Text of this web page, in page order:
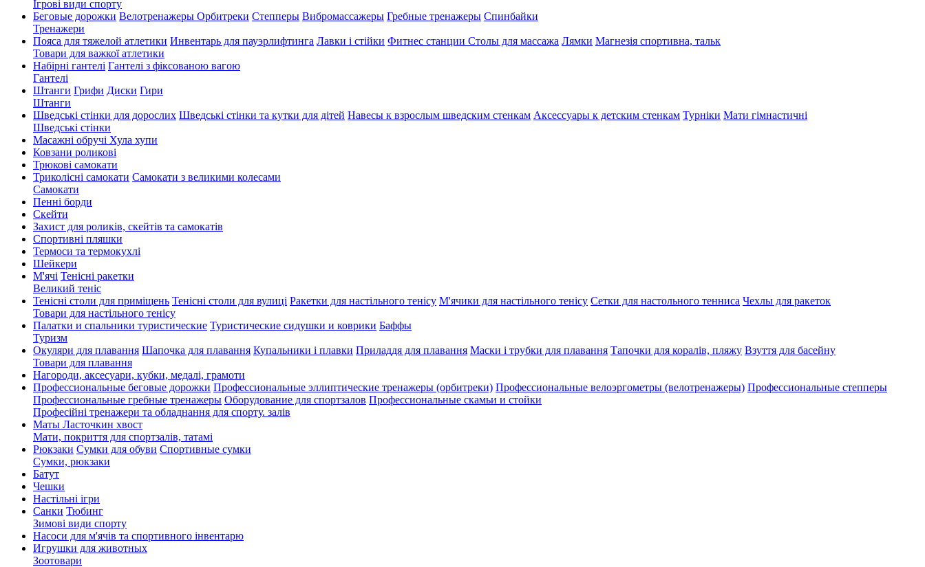
Ігрові види спорту
Беговые дорожки Велотренажеры Орбитреки Степперы Вибромассажеры Гребные тренажеры Спинбайки
Тренажери
Пояса для тяжелой атлетики Инвентарь для пауэрлифтинга Лавки і стійки Фитнес станции Столы для массажа Лямки Магнезія спортивна, тальк
Товари для важкої атлетики
Набірні гантелі Гантелі з фіксованою вагою
Гантелі
Штанги Грифи Диски Гири
Штанги
Шведські стінки для дорослих Шведські стінки та кутки для дітей Навесы к взрослым шведским стенкам Аксессуары к детским стенкам Турніки Мати гімнастичні
Шведські стінки
Масажні обручі Хула хупи
Ковзани роликові
Трюкові самокати
Триколісні самокати Самокати з великими колесами
Cамокати
Пенні борди
Скейти
Захист для роликів, скейтів та самокатів
Спортивні пляшки
Термоси та термокухлі
Шейкери
М'ячі Тенісні ракетки
Великий теніс
Тенісні столи для приміщень Тенісні столи для вулиці Ракетки для настільного тенісу М'ячики для настільного тенісу Сетки для настольного тенниса Чехлы для ракеток
Товари для настільного тенісу
Палатки и спальники туристические Туристические сидушки и коврики Баффы
Туризм
Окуляри для плавання Шапочка для плавання Купальники і плавки Приладдя для плавання Маски і трубки для плавання Тапочки для коралів, пляжу Взуття для басейну
Товари для плавання
Нагороди, аксесуари, кубки, медалі, грамоти
Профессиональные беговые дорожки Профессиональные эллиптические тренажеры (орбитреки) Профессиональные велоэргометры (велотренажеры) Профессиональные cтепперы
Профессиональные гребные тренажеры Оборудование для спортзалов Профессиональные скамьи и стойки
Професійні тренажери та обладнання для спорту. залів
Маты Ласточкин хвост
Мати, покриття для спортзалів, татамі
Рюкзаки Сумки для обуви Спортивные сумки
Сумки, рюкзаки
Батут
Чешки
Настільні ігри
Санки Тюбинг
Зимові види спорту
Насоси для м'ячів та спортивного інвентарю
Игрушки для животных
Зоотовари